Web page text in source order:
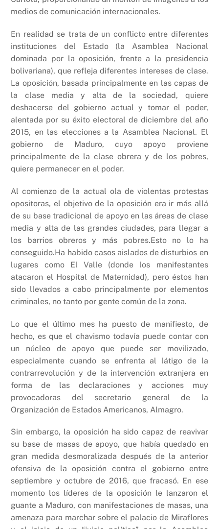
medios de comunicación internacionales.
En realidad se trata de un conflicto entre diferentes
instituciones del Estado (la Asamblea Nacional
dominada por la oposición, frente a la presidencia
bolivariana), que refleja diferentes intereses de clase.
La oposición, basada principalmente en las capas de
la clase media y alta de la sociedad, quiere
deshacerse del gobierno actual y tomar el poder,
alentada por su éxito electoral de diciembre del año
2015, en las elecciones a la Asamblea Nacional. El
gobierno de Maduro, cuyo apoyo proviene
principalmente de la clase obrera y de los pobres,
quiere permanecer en el poder.
Al comienzo de la actual ola de violentas protestas
opositoras, el objetivo de la oposición era ir más allá
de su base tradicional de apoyo en las áreas de clase
media y alta de las grandes ciudades, para llegar a
los barrios obreros y más pobres.Esto no lo ha
conseguido.Ha habido casos aislados de disturbios en
lugares como El Valle (donde los manifestantes
atacaron el Hospital de Maternidad), pero éstos han
sido llevados a cabo principalmente por elementos
criminales, no tanto por gente común de la zona.
Lo que el último mes ha puesto de manifiesto, de
hecho, es que el chavismo todavía puede contar con
un núcleo de apoyo que puede ser movilizado,
especialmente cuando se enfrenta al látigo de la
contrarrevolución y de la intervención extranjera en
forma de las declaraciones y acciones muy
provocadoras del secretario general de la
Organización de Estados Americanos, Almagro.
Sin embargo, la oposición ha sido capaz de reavivar
su base de masas de apoyo, que había quedado en
gran medida desmoralizada después de la anterior
ofensiva de la oposición contra el gobierno entre
septiembre y octubre de 2016, que fracasó. En ese
momento los líderes de la oposición le lanzaron el
guante a Maduro, con manifestaciones de masas, una
amenaza para marchar sobre el palacio de Miraflores